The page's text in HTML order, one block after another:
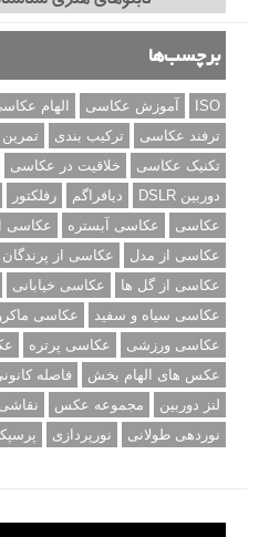
برچسب‌ها
ISO آموزش عکاسی الهام
ترفند عکاسی
ترکیب بندی
تکنیک عکاسی
خلاقیت در عکاسی
دوربین DSLR
دیافراگم رفلکتور
عکاسی
عکاسی آبستره
عکاسی
عکاسی از مدل
عکاسی از پرندگان
عکاسی از گل ها
عکاسی خیابانی
عکاسی سیاه و سفید
عکاسی
عکاسی ورزشی
عکاسی پرتره
عکس های الهام بخش
فاصله
لنز دوربین
مجموعه عکس نقاشی
نوردهی طولانی
نورپردازی